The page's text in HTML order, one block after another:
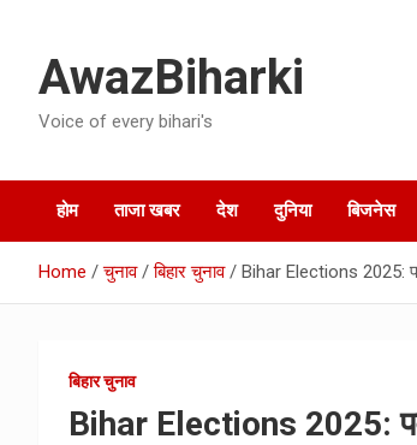
contentAwazBiharki
Voice of every bihari's
होम ताजा खबर देश दुनिया बिजनेस
Home चुनाव बिहार चुनाव Bihar Elections 2025:
बिहार चुनाव
Bihar Elections 2025: